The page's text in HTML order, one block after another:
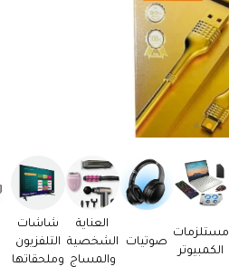
مستلزمات
الكمبيوتر
صوتيات
العناية
الشخصية
والمساج
شاشات
التلفزيون
وملحقاتها